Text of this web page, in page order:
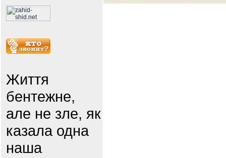
Життя
бентежне,
але не зле, як
казала одна
наша